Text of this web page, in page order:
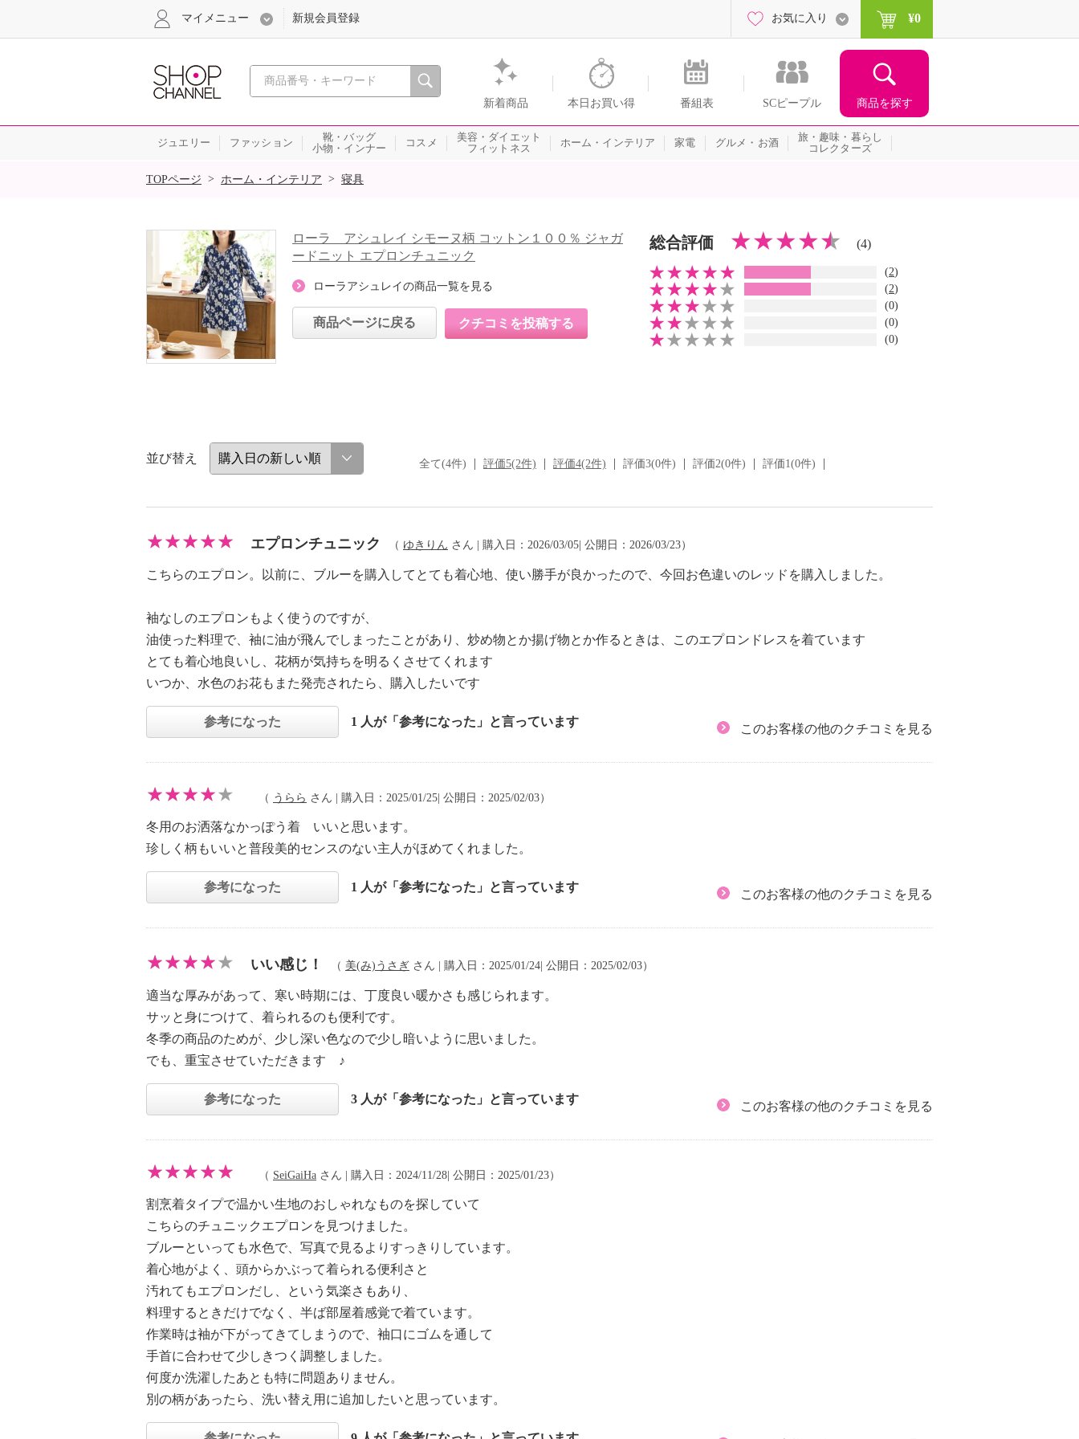
心おどる、瞬間を。通販・テレビショッピングのショップチャンネル
新着商品 本日お買い得 番組表 SCピープル 商品を探す
マイメニュー 新規会員登録 お気に入り ¥0
ジュエリー ファッション
靴・バッグ
小物・インナー
コスメ
美容・ダイエット
フィットネス
ホーム・インテリア 家電 グルメ・お酒
旅・趣味・暮らし
コレクターズ
SALE
TOPページ > ホーム・インテリア > 寝具
ローラ アシュレイ シモーヌ柄 コットン１００％ ジャガ
ードニット エプロンチュニック
ローラアシュレイの商品一覧を見る
商品ページに戻る クチコミを投稿する
総合評価 (4)
(2)
(2)
(0)
(0)
(0)
並び替え 全て(4件) 評価5(2件) 評価4(2件) 評価3(0件) 評価2(0件) 評価1(0件)
エプロンチュニック （ ゆきりん さん | 購入日：2026/03/05| 公開日：2026/03/23）
こちらのエプロン。以前に、ブルーを購入してとても着心地、使い勝手が良かったので、今回お色違いのレッドを購入しました。
袖なしのエプロンもよく使うのですが、
油使った料理で、袖に油が飛んでしまったことがあり、炒め物とか揚げ物とか作るときは、このエプロンドレスを着ています
とても着心地良いし、花柄が気持ちを明るくさせてくれます
いつか、水色のお花もまた発売されたら、購入したいです
参考になった 1 人が「参考になった」と言っています
このお客様の他のクチコミを見る
（ うらら さん | 購入日：2025/01/25| 公開日：2025/02/03）
冬用のお洒落なかっぽう着 いいと思います。
珍しく柄もいいと普段美的センスのない主人がほめてくれました。
参考になった 1 人が「参考になった」と言っています
このお客様の他のクチコミを見る
いい感じ！ （ 美(み)うさぎ さん | 購入日：2025/01/24| 公開日：2025/02/03）
適当な厚みがあって、寒い時期には、丁度良い暖かさも感じられます。
サッと身につけて、着られるのも便利です。
冬季の商品のためが、少し深い色なので少し暗いように思いました。
でも、重宝させていただきます ♪
参考になった 3 人が「参考になった」と言っています
このお客様の他のクチコミを見る
（ SeiGaiHa さん | 購入日：2024/11/28| 公開日：2025/01/23）
割烹着タイプで温かい生地のおしゃれなものを探していて
こちらのチュニックエプロンを見つけました。
ブルーといっても水色で、写真で見るよりすっきりしています。
着心地がよく、頭からかぶって着られる便利さと
汚れてもエプロンだし、という気楽さもあり、
料理するときだけでなく、半ば部屋着感覚で着ています。
作業時は袖が下がってきてしまうので、袖口にゴムを通して
手首に合わせて少しきつく調整しました。
何度か洗濯したあとも特に問題ありません。
別の柄があったら、洗い替え用に追加したいと思っています。